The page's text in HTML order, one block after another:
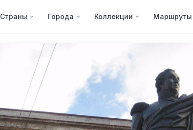
Страны Города Коллекции Маршруты